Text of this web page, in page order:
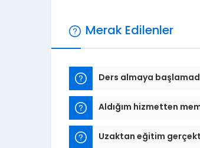
Merak Edilenler
Ders almaya
Aldığım hizmetten
Uzaktan eğitim